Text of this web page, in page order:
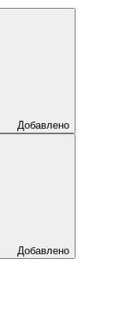
Добавлено
Добавлено